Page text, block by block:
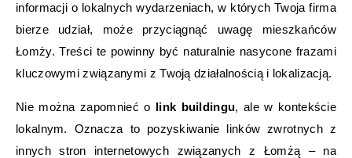
informacji o lokalnych wydarzeniach, w których Twoja firma
bierze udział, może przyciągnąć uwagę mieszkańców
Łomży. Treści te powinny być naturalnie nasycone frazami
kluczowymi związanymi z Twoją działalnością i lokalizacją.
Nie można zapomnieć o link buildingu, ale w kontekście
lokalnym. Oznacza to pozyskiwanie linków zwrotnych z
innych stron internetowych związanych z Łomżą – na